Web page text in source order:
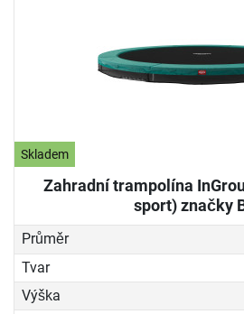
Skladem
Zahradní trampolína
sport) značky
Průměr
Tvar
Výška